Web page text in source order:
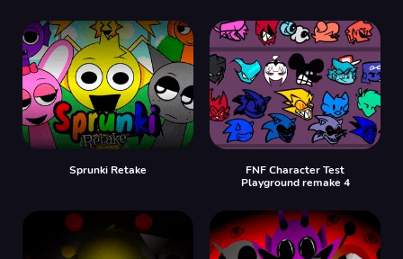
Sprunki Retake
FNF Character Test
Playground remake 4